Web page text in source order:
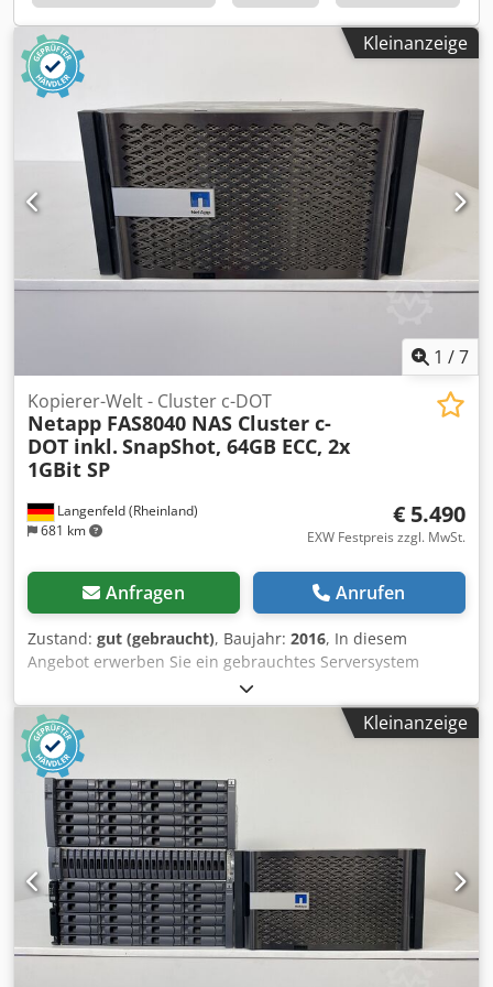
Kleinanzeige
1 /7
Langenfeld (Rheinland)
681 km
Kopierer-Welt - Cluster c-DOT
Netapp FAS8040 NAS Cluster c-
DOT inkl. SnapShot, 64GB ECC, 2x
1GBit SP
€ 5.490
EXW Festpreis zzgl. MwSt.
Anfragen Anrufen
Zustand: gut (gebraucht), Baujahr: 2016, In diesem
Angebot erwerben Sie ein gebrauchtes Serversystem
“NetApp FAS8040“ in einem guten Zustand.
Verkaufsgegenstand: 1 NetApp FAS8040 mit folgender
Ausstattung: • 64GB ECC Arbeitsspeicher • NetApp c-DOT
64bit Betriebssystem Csdpfxsiinaws Akvjrf • Skalierbar bis
zu 5760TB Gesamtkapazität • Max. Aggregat Größe 324TB •
SnapShot Funktionalität • 2x Netzteil (Redundant je 1+1,
Hot-plug) • Lüfter (Redundant, Hot-plug) • Einbauschienen
für 19“ Schrank • Ausbaubar auf bis zu 720 Festplatten
Onboard: • 2x 1Gbit Service Processor (SP9 für
Management, Ethernet Anschlüsse RJ45 • 2x 100Mbit
Private Management Anschlüsse RJ45 • 8x 10/100/1000
Mbit Ethernet Anschlüsse • 8x 10Gbit Ethernet Anschlüsse
LC • 8x Unified Target Adapter (UTA2) 10Gbit Ethernet
Kleinanzeige